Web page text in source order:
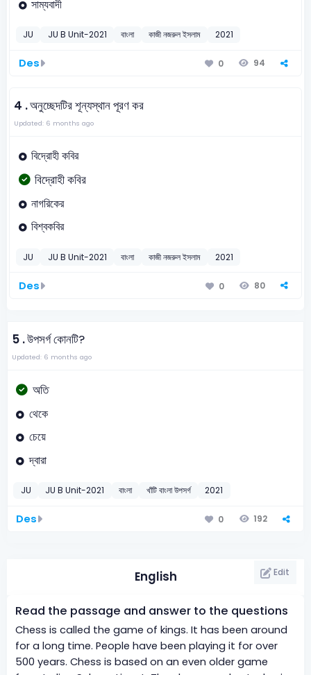
সাম্যবাদী
JU JU B Unit-2021 বাংলা কাজী নজরুল ইসলাম 2021
Des 0 94
4 .অনুচ্ছেদটির শূন্যস্থান পূরণ কর
Updated: 6 months ago
বিদ্রোহী কবির
বিদ্রোহী কবির
নাগরিকের
বিশ্বকবির
JU JU B Unit-2021 বাংলা কাজী নজরুল ইসলাম 2021
Des 0 80
5 .উপসর্গ কোনটি?
Updated: 6 months ago
অতি
থেকে
চেয়ে
দ্বারা
JU JU B Unit-2021 বাংলা খাঁটি বাংলা উপসর্গ 2021
Des 0 192
English Edit
Read the passage and answer to the questions
Chess is called the game of kings. It has been around
for a long time. People have been playing it for over
500 years. Chess is based on an even older game